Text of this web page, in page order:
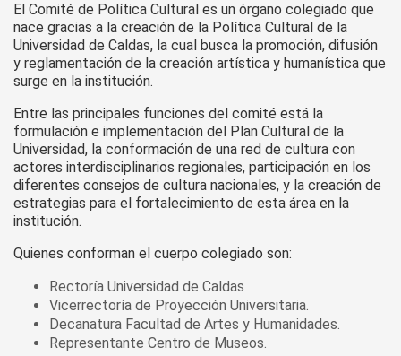
El Comité de Política Cultural es un órgano colegiado que
nace gracias a la creación de la Política Cultural de la
Universidad de Caldas, la cual busca la promoción, difusión
y reglamentación de la creación artística y humanística que
surge en la institución.
Entre las principales funciones del comité está la
formulación e implementación del Plan Cultural de la
Universidad, la conformación de una red de cultura con
actores interdisciplinarios regionales, participación en los
diferentes consejos de cultura nacionales, y la creación de
estrategias para el fortalecimiento de esta área en la
institución.
Quienes conforman el cuerpo colegiado son:
Rectoría Universidad de Caldas
Vicerrectoría de Proyección Universitaria.
Decanatura Facultad de Artes y Humanidades.
Representante Centro de Museos.